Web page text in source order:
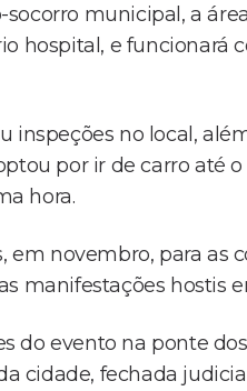
municipal, a
hospital, e funcionará
inspeções no local,
por ir de carro até
hora.
em novembro, para as
manifestações hostis
do evento na ponte
cidade, fechada